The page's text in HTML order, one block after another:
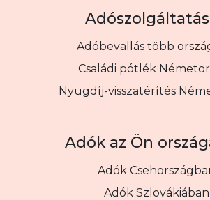
Adóbevallás több
Családi pótlék
Nyugdíj-visszatérítés
Adók az Ön
Adók
Adók Szlovákiában